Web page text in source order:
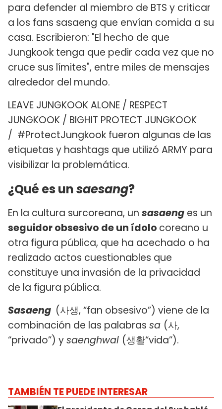
para defender al miembro de BTS y criticar
a los fans sasaeng que envían comida a su
casa. Escribieron: "El hecho de que
Jungkook tenga que pedir cada vez que no
cruce sus límites", entre miles de mensajes
alrededor del mundo.
LEAVE JUNGKOOK ALONE / RESPECT
JUNGKOOK / BIGHIT PROTECT JUNGKOOK
/ #ProtectJungkook fueron algunas de las
etiquetas y hashtags que utilizó ARMY para
visibilizar la problemática.
¿Qué es unsaesang?
En la cultura surcoreana, un sasaeng es un
seguidor obsesivo de un ídolo coreano u
otra figura pública, que ha acechado o ha
realizado actos cuestionables que
constituye una invasión de la privacidad
de la figura pública.​
Sasaeng (사생, “fan obsesivo”) viene de la
combinación de las palabras sa (사,
“privado”) ysaenghwal (생활“vida”).
TAMBIÉN TE PUEDE INTERESAR